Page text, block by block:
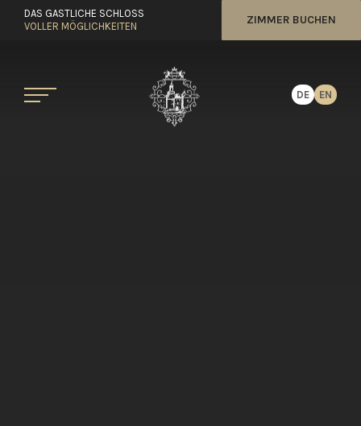
DAS GASTLICHE SCHLOSS
VOLLER MÖGLICHKEITEN
ZIMMER BUCHEN
DE EN